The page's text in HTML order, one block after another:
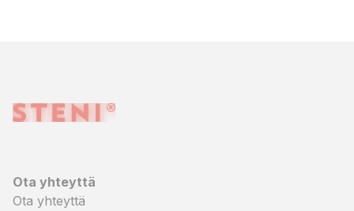
Ota yhteyttä
Ota yhteyttä